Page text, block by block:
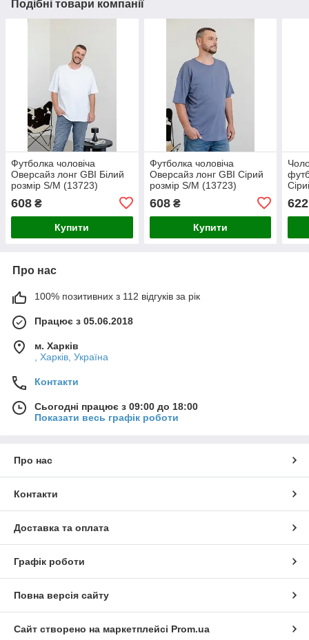
Подібні товари компанії
Футболка чоловіча
Оверсайз лонг GBI Білий
розмір S/M (13723)
608 ₴
Купити
Футболка чоловіча
Оверсайз лонг GBI Сірий
розмір S/M (13723)
608₴
Купити
622
Про нас
100% позитивних з 112 відгуків за рік
Працює з 05.06.2018
м. Харків
, Харків, Україна
Контакти
Сьогодні працює з 09:00 до 18:00
Показати весь графік роботи
Про нас
Контакти
Доставка та оплата
Графік роботи
Повна версія сайту
Сайт створено на маркетплейсі Prom.ua